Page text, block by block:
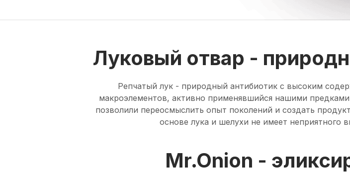
Луковый отвар -
Репчатый лук - природный антибиотик с высоким
макроэлементов, активно применявшийся нашими
позволили переосмыслить опыт поколений и создать
основе лука и шелухи не имеет неприятного
Mr.Onion -